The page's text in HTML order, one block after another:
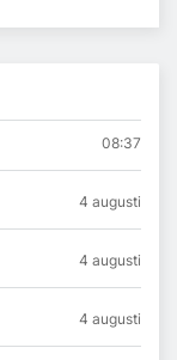
08:37
4 augusti
4 augusti
4 augusti